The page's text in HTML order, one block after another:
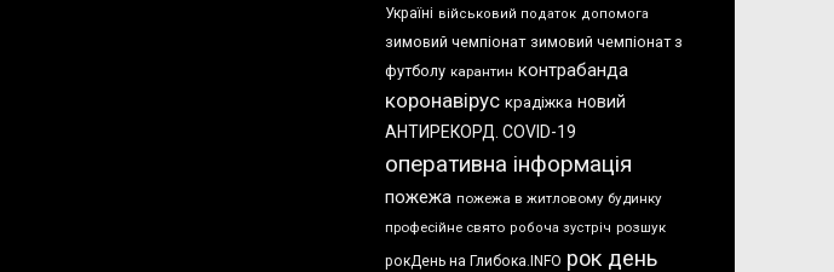
Україні військовий податок допомога
зимовий чемпіонат зимовий чемпіонат з
футболу карантин контрабанда
коронавірус крадіжка новий
АНТИРЕКОРД. COVID-19
оперативна інформація
пожежа пожежа в житловому будинку
професійне свято робоча зустріч розшук
рокДень на Глибока.INFO рок день